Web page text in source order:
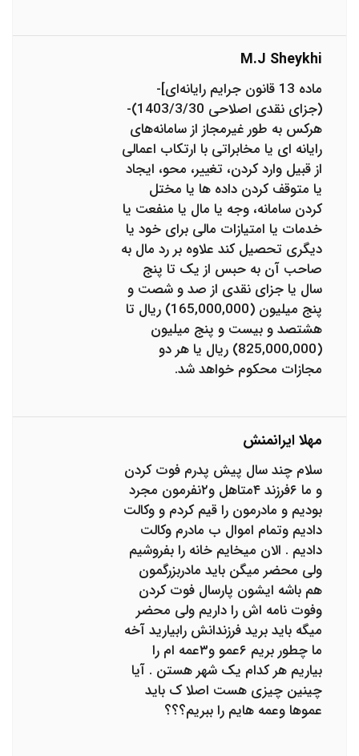
M.j Sheykhi
ماده 13 قانون جرایم رایانه‌ای]-
(جزای نقدی اصلاحی 1403/3/30)-
هرکس به طور غیرمجاز از سامانه‌های
رایانه ای یا مخابراتی با ارتکاب اعمالی
از قبیل وارد کردن، تغییر، محو، ایجاد
یا متوقف کردن داده ها یا مختل
کردن سامانه، وجه یا مال یا منفعت یا
خدمات یا امتیازات مالی برای خود یا
دیگری تحصیل کند علاوه بر رد مال به
صاحب آن به حبس از یک تا پنج
سال یا جزای نقدی از صد و شصت و
پنج میلیون (165,000,000) ریال تا
هشتصد و بیست و پنج میلیون
(825,000,000) ریال یا هر دو
مجازات محکوم خواهد شد.
مهلا ایرانمنش
سلام چند سال پیش پدرم فوت کردن
و ما ۶فرزند ۴متاهل و۲نفرمون مجرد
بودیم و مادرمون را قیم کردم و وکالت
دادیم وتمام اموال ب مادرم وکالت
دادیم . الان میخایم خانه را بفروشیم
ولی محضر میگن باید مادربزرگمون
هم باشه ایشون پارسال فوت کردن
وفوت نامه اش را داریم ولی محضر
میگه باید برید فرزندانش رابیارید آخه
ما چطور بریم ۶عمو و۳عمه ام را
بیاریم هر کدام یک شهر هستن . آیا
چینین چیزی هست اصلا ک باید
عموها وعمه هایم را ببریم؟؟؟